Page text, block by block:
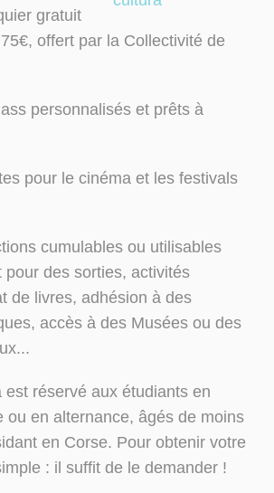
gratuit
offert par la Collectivité de
personnalisés et prêts à
pour le cinéma et les festivals
cumulables ou utilisables
pour des sorties, activités
de livres, adhésion à des
accès à des Musées ou des
est réservé aux étudiants en
ou en alternance, âgés de moins
en Corse. Pour obtenir votre
: il suffit de le demander !